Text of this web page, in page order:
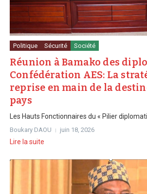
Politique Sécurité Société
Réunion à Bamako des
Confédération AES: La
reprise en main de la
pays
Les Hauts Fonctionnaires du « Pilier
Boukary DAOU juin 18, 2026
Lire la suite